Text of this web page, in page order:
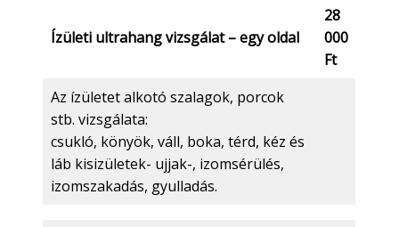
Ízületi ultrahang vizsgálat – egy oldal
28
000
Ft
Az ízületet alkotó szalagok, porcok
stb. vizsgálata:
csukló, könyök, váll, boka, térd, kéz és
láb kisizületek- ujjak-, izomsérülés,
izomszakadás, gyulladás.